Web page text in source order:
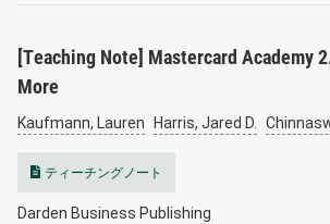
[Teaching Note] Mastercard Academy
More
Kaufmann, Lauren Harris, Jared D.
ティーチングノート
Darden Business Publishing